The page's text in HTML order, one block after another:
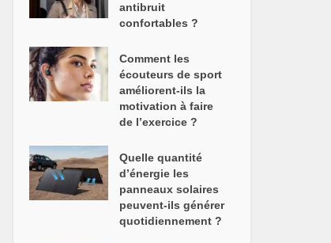
antibruit
confortables ?
Comment les
écouteurs de sport
améliorent-ils la
motivation à faire
de l’exercice ?
Quelle quantité
d’énergie les
panneaux solaires
peuvent-ils générer
quotidiennement ?